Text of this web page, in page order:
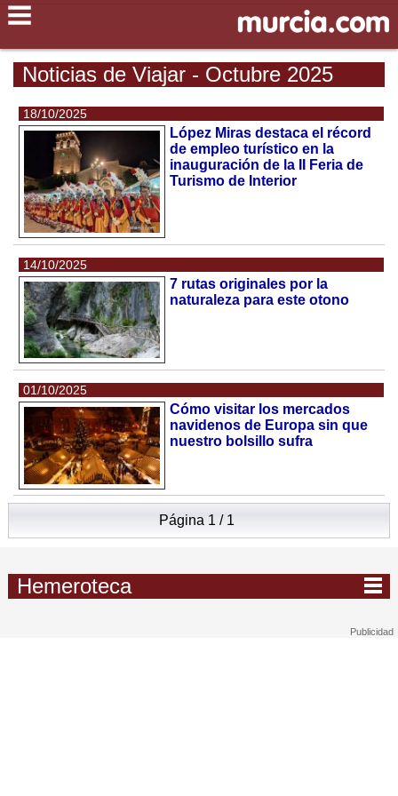
Noticias de Viajar - Octubre 2025
18/10/2025
López Miras destaca el récord
de empleo turístico en la
inauguración de la II Feria de
Turismo de Interior
14/10/2025
7 rutas originales por la
naturaleza para este otono
01/10/2025
Cómo visitar los mercados
navidenos de Europa sin que
nuestro bolsillo sufra
Página 1 / 1
Hemeroteca